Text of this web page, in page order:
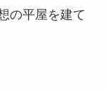
の平屋を建て